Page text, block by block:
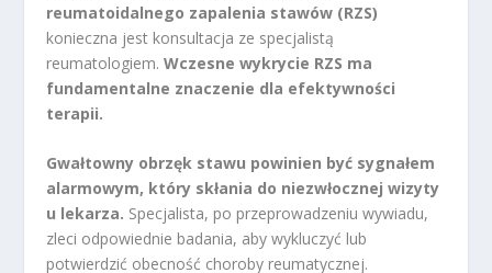
reumatoidalnego zapalenia stawów (RZS)
konieczna jest konsultacja ze specjalistą
reumatologiem.Wczesne wykrycie RZS ma
fundamentalne znaczenie dla efektywności
terapii.
Gwałtowny obrzęk stawu powinien być sygnałem
alarmowym, który skłania do niezwłocznej wizyty
u lekarza. Specjalista, po przeprowadzeniu wywiadu,
zleci odpowiednie badania, aby wykluczyć lub
potwierdzić obecność choroby reumatycznej.